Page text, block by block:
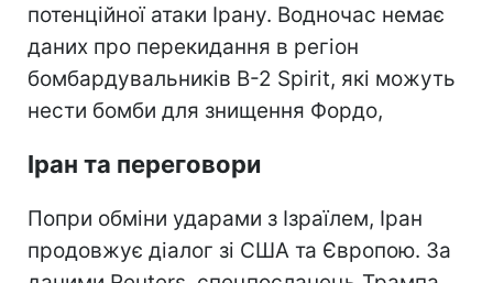
потенційної атаки Ірану. Водночас немає
даних про перекидання в регіон
бомбардувальників B-2 Spirit, які можуть
нести бомби для знищення Фордо,
Іран та переговори
Попри обміни ударами з Ізраїлем, Іран
продовжує діалог зі США та Європою. За